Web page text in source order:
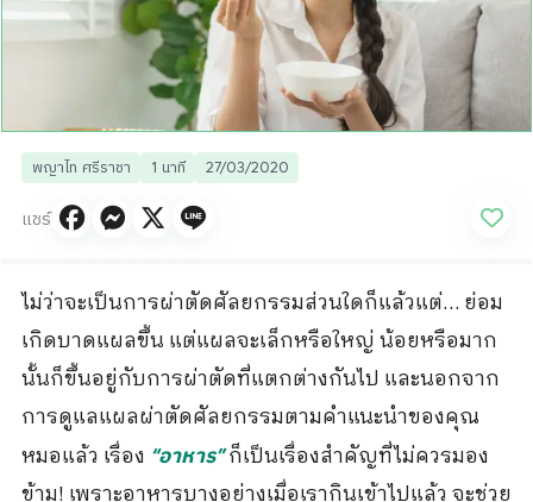
พญาไท ศรีราชา 1 นาที 27/03/2020
แชร์
ไม่ว่าจะเป็นการผ่าตัดศัลยกรรมส่วนใดก็แล้วแต่… ย่อม
เกิดบาดแผลขึ้น แต่แผลจะเล็กหรือใหญ่ น้อยหรือมาก
นั้นก็ขึ้นอยู่กับการผ่าตัดที่แตกต่างกันไป และนอกจาก
การดูแลแผลผ่าตัดศัลยกรรมตามคำแนะนำของคุณ
หมอแล้ว เรื่อง “อาหาร”ก็เป็นเรื่องสำคัญที่ไม่ควรมอง
ข้าม! เพราะอาหารบางอย่างเมื่อเรากินเข้าไปแล้ว จะช่วย